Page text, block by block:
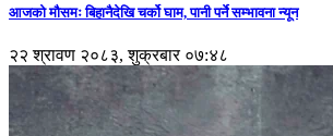
आजको मौसमः बिहानैदेखि चर्को घाम, पानी पर्ने सम्भावना न्यून
२२ श्रावण २०८३, शुक्रबार ०७:४८